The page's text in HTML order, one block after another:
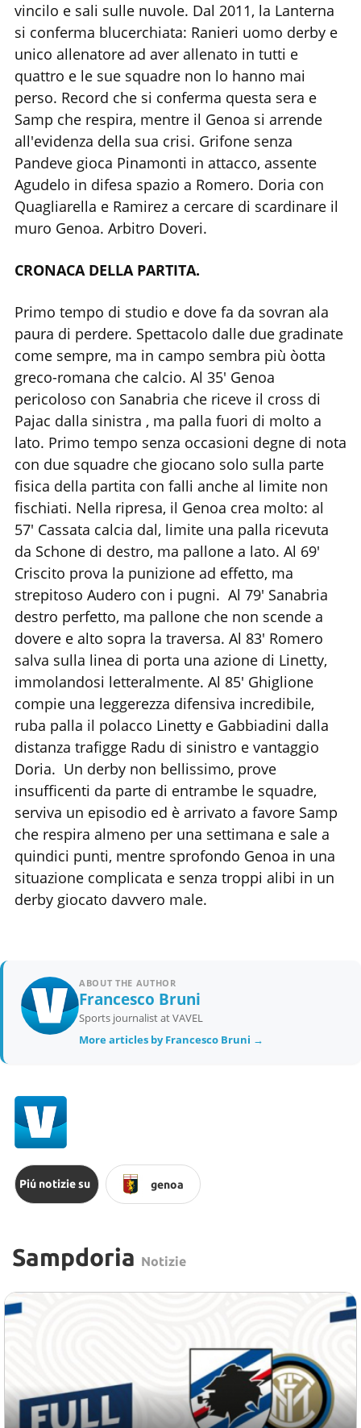
vincilo e sali sulle nuvole. Dal 2011, la Lanterna
si conferma blucerchiata: Ranieri uomo derby e
unico allenatore ad aver allenato in tutti e
quattro e le sue squadre non lo hanno mai
perso. Record che si conferma questa sera e
Samp che respira, mentre il Genoa si arrende
all'evidenza della sua crisi. Grifone senza
Pandeve gioca Pinamonti in attacco, assente
Agudelo in difesa spazio a Romero. Doria con
Quagliarella e Ramirez a cercare di scardinare il
muro Genoa. Arbitro Doveri.
CRONACA DELLA PARTITA.
Primo tempo di studio e dove fa da sovran ala
paura di perdere. Spettacolo dalle due gradinate
come sempre, ma in campo sembra più òotta
greco-romana che calcio. Al 35' Genoa
pericoloso con Sanabria che riceve il cross di
Pajac dalla sinistra , ma palla fuori di molto a
lato. Primo tempo senza occasioni degne di nota
con due squadre che giocano solo sulla parte
fisica della partita con falli anche al limite non
fischiati. Nella ripresa, il Genoa crea molto: al
57' Cassata calcia dal, limite una palla ricevuta
da Schone di destro, ma pallone a lato. Al 69'
Criscito prova la punizione ad effetto, ma
strepitoso Audero con i pugni. Al 79' Sanabria
destro perfetto, ma pallone che non scende a
dovere e alto sopra la traversa. Al 83' Romero
salva sulla linea di porta una azione di Linetty,
immolandosi letteralmente. Al 85' Ghiglione
compie una leggerezza difensiva incredibile,
ruba palla il polacco Linetty e Gabbiadini dalla
distanza trafigge Radu di sinistro e vantaggio
Doria. Un derby non bellissimo, prove
insufficenti da parte di entrambe le squadre,
serviva un episodio ed è arrivato a favore Samp
che respira almeno per una settimana e sale a
quindici punti, mentre sprofondo Genoa in una
situazione complicata e senza troppi alibi in un
derby giocato davvero male.
ABOUT THE AUTHOR
Francesco Bruni
Sports journalist at VAVEL
More articles by Francesco Bruni →
Piú notizie su genoa
Sampdoria Notizie